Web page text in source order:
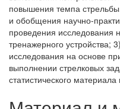
повышения темпа
и обобщения научно-
проведения исследования
тренажерного устройства;
исследования на основе
выполнении стрелковых
статистического